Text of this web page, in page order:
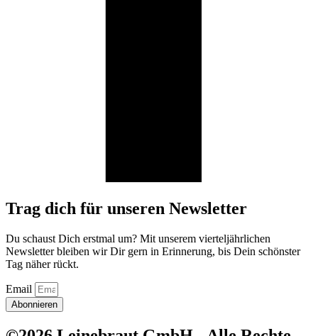
Trag dich für unseren Newsletter
Du schaust Dich erstmal um? Mit unserem vierteljährlichen
Newsletter bleiben wir Dir gern in Erinnerung, bis Dein schönster
Tag näher rückt.
Email
Abonnieren